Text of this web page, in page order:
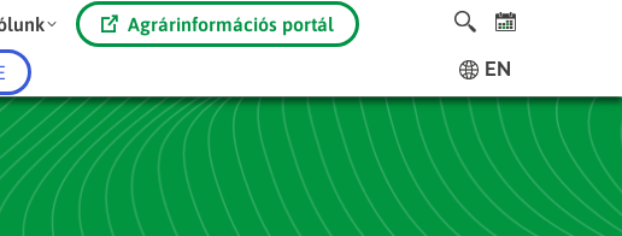
Agrárinformációs portál
EN